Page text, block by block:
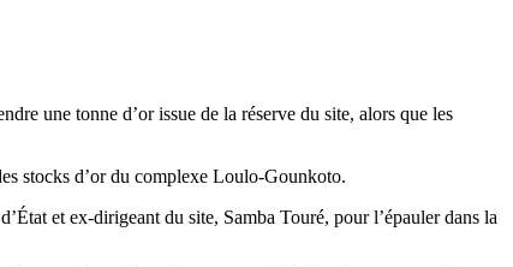
une tonne d’or issue de la réserve du site, alors que les
stocks d’or du complexe Loulo-Gounkoto.
et ex-dirigeant du site, Samba Touré, pour l’épauler dans la